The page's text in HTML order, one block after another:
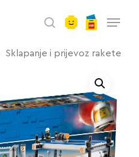
search
Sklapanje i prijevoz rakete